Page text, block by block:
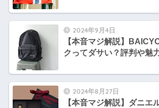
2024年9月4日
【本音マジ解説】
クってダサい？評判や魅
2024年8月27日
【本音マジ解説】ダニエ